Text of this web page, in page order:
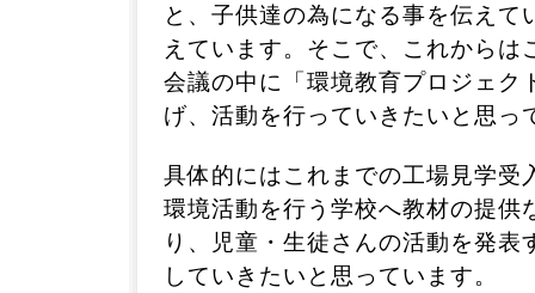
と、子供達の為になる事を伝えて
えています。そこで、これからは
会議の中に「環境教育プロジェク
げ、活動を行っていきたいと思っ
具体的にはこれまでの工場見学受
環境活動を行う学校へ教材の提供
り、児童・生徒さんの活動を発表
していきたいと思っています。